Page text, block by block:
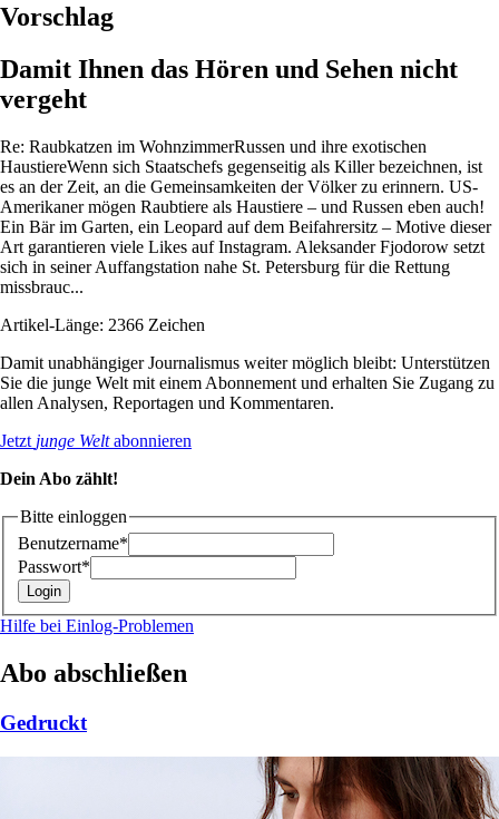
Vorschlag
Damit Ihnen das Hören und Sehen nicht
vergeht
Re: Raubkatzen im WohnzimmerRussen und ihre exotischen
HaustiereWenn sich Staatschefs gegenseitig als Killer bezeichnen, ist
es an der Zeit, an die Gemeinsamkeiten der Völker zu erinnern. US-
Amerikaner mögen Raubtiere als Haustiere – und Russen eben auch!
Ein Bär im Garten, ein Leopard auf dem Beifahrersitz – Motive dieser
Art garantieren viele Likes auf Insta­gram. Aleksander Fjodorow setzt
sich in seiner Auffangstation nahe St. Petersburg für die Rettung
missbrauc...
Artikel-Länge: 2366 Zeichen
Damit unabhängiger Journalismus weiter möglich bleibt: Unterstützen
Sie die junge Welt mit einem Abonnement und erhalten Sie Zugang zu
allen Analysen, Reportagen und Kommentaren.
Jetzt junge Weltabonnieren
Dein Abo zählt!
Bitte einloggen
Benutzername*
Passwort*
Hilfe bei Einlog-Problemen
Abo abschließen
Gedruckt